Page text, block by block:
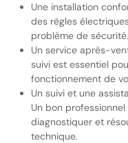
Une installation
des règles
problème de sécurité.
Un service après-
suivi est essentiel
fonctionnement de
Un suivi et une
Un bon
diagnostiquer et
technique.